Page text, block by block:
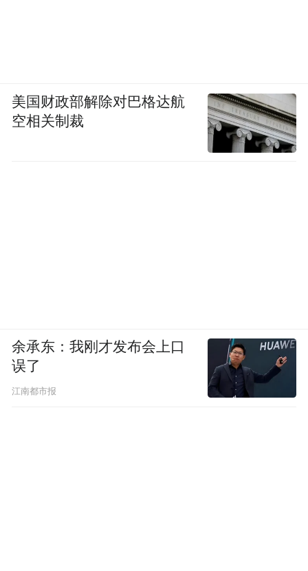
美国财政部解除对巴格达航
空相关制裁
余承东：我刚才发布会上口
误了
江南都市报